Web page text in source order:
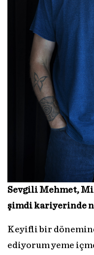
Sevgili Mehmet,
şimdi kariyerinde
Keyifli bir
ediyorum yeme